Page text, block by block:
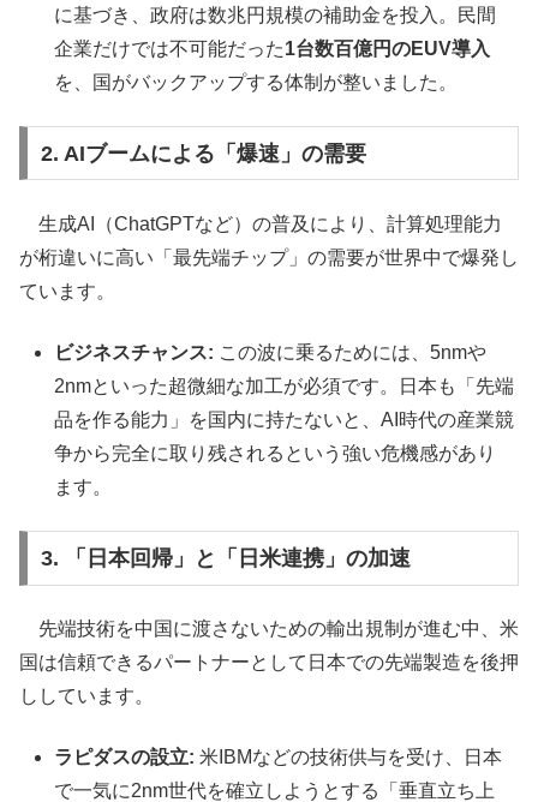
に基づき、政府は数兆円規模の補助金を投入。民間
企業だけでは不可能だった1台数百億円のEUV導入
を、国がバックアップする体制が整いました。
2. AIブームによる「爆速」の需要
生成AI（ChatGPTなど）の普及により、計算処理能力
が桁違いに高い「最先端チップ」の需要が世界中で爆発し
ています。
ビジネスチャンス: この波に乗るためには、5nmや
2nmといった超微細な加工が必須です。日本も「先端
品を作る能力」を国内に持たないと、AI時代の産業競
争から完全に取り残されるという強い危機感があり
ます。
3. 「日本回帰」と「日米連携」の加速
先端技術を中国に渡さないための輸出規制が進む中、米
国は信頼できるパートナーとして日本での先端製造を後押
ししています。
ラピダスの設立: 米IBMなどの技術供与を受け、日本
で一気に2nm世代を確立しようとする「垂直立ち上